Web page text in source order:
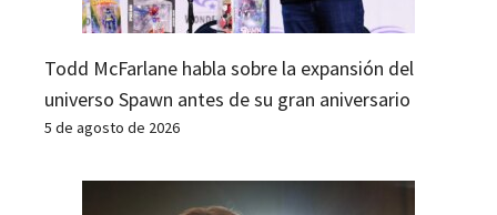
Todd McFarlane habla sobre la expansión del
universo Spawn antes de su gran aniversario
5 de agosto de 2026